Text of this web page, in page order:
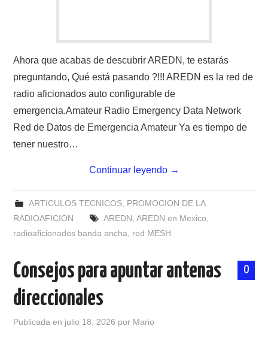
AUTENTIFICACIÓN DE MIEMBROS DEL
CRECJ
MUMLA APP ( MUY FÁCIL )
Ahora que acabas de descubrir AREDN, te estarás
preguntando, Qué está pasando ?!!! AREDN es la red de
radio aficionados auto configurable de
emergencia.Amateur Radio Emergency Data Network
Red de Datos de Emergencia Amateur Ya es tiempo de
tener nuestro…
Continuar leyendo →
ARTICULOS TECNICOS, PROMOCION DE LA
RADIOAFICION
AREDN, AREDN en Mexico,
radioaficionados banda ancha, red MESH
0
Consejos para apuntar antenas
direccionales
Publicada en julio 18, 2026 por Mario